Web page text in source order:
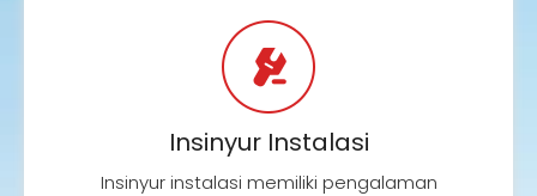
Insinyur Instalasi
Insinyur instalasi memiliki pengalaman